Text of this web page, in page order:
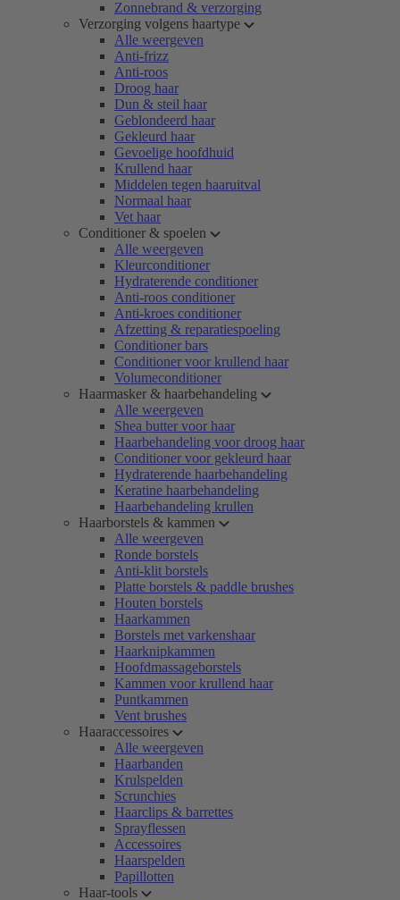
Zonnebrand & verzorging
Verzorging volgens haartype
Alle weergeven
Anti-frizz
Anti-roos
Droog haar
Dun & steil haar
Geblondeerd haar
Gekleurd haar
Gevoelige hoofdhuid
Krullend haar
Middelen tegen haaruitval
Normaal haar
Vet haar
Conditioner & spoelen
Alle weergeven
Kleurconditioner
Hydraterende conditioner
Anti-roos conditioner
Anti-kroes conditioner
Afzetting & reparatiespoeling
Conditioner bars
Conditioner voor krullend haar
Volumeconditioner
Haarmasker & haarbehandeling
Alle weergeven
Shea butter voor haar
Haarbehandeling voor droog haar
Conditioner voor gekleurd haar
Hydraterende haarbehandeling
Keratine haarbehandeling
Haarbehandeling krullen
Haarborstels & kammen
Alle weergeven
Ronde borstels
Anti-klit borstels
Platte borstels & paddle brushes
Houten borstels
Haarkammen
Borstels met varkenshaar
Haarknipkammen
Hoofdmassageborstels
Kammen voor krullend haar
Puntkammen
Vent brushes
Haaraccessoires
Alle weergeven
Haarbanden
Krulspelden
Scrunchies
Haarclips & barrettes
Sprayflessen
Accessoires
Haarspelden
Papillotten
Haar-tools